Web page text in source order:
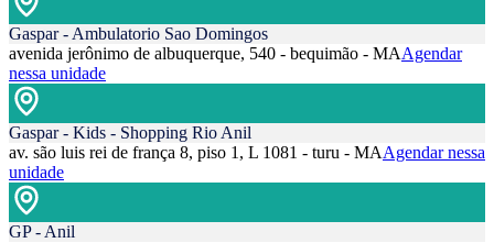
Gaspar - Ambulatorio Sao Domingos
avenida jerônimo de albuquerque, 540 - bequimão - MAAgendar
nessa unidade
Gaspar - Kids - Shopping Rio Anil
av. são luis rei de frança 8, piso 1, L 1081 - turu - MAAgendar nessa
unidade
GP - Anil